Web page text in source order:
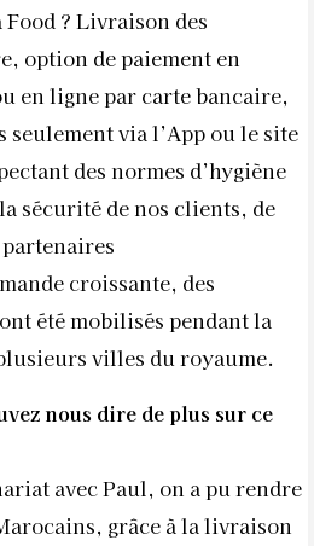
? Livraison des
option de paiement en
en ligne par carte bancaire,
seulement via l’App ou le site
des normes d’hygiène
sécurité de nos clients, de
croissante, des
été mobilisés pendant la
villes du royaume.
nous dire de plus sur ce
avec Paul, on a pu rendre
grâce à la livraison